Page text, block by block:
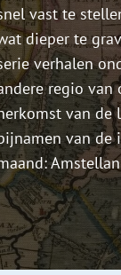
vast te
dieper te
verhalen
regio van
van de
van de